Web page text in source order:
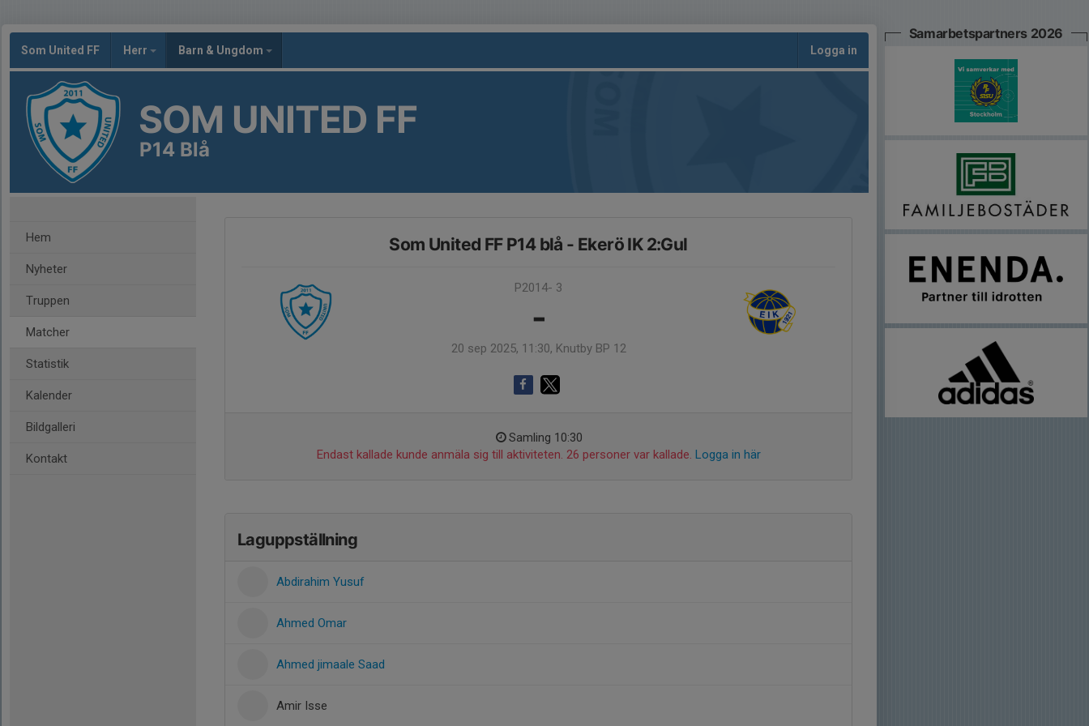
Som United FF Herr Barn & Ungdom Logga in
SOM UNITED FF
P14 Blå
Hem
Nyheter
Truppen
Matcher
Statistik
Kalender
Bildgalleri
Kontakt
Som United FF P14 blå - Ekerö IK 2:Gul
P2014- 3
-
20 sep 2025, 11:30, Knutby BP 12
Samling 10:30
Endast kallade kunde anmäla sig till aktiviteten. 26 personer var kallade. Logga in här
Laguppställning
Abdirahim Yusuf
Ahmed Omar
Ahmed jimaale Saad
Amir Isse
Samarbetspartners 2026